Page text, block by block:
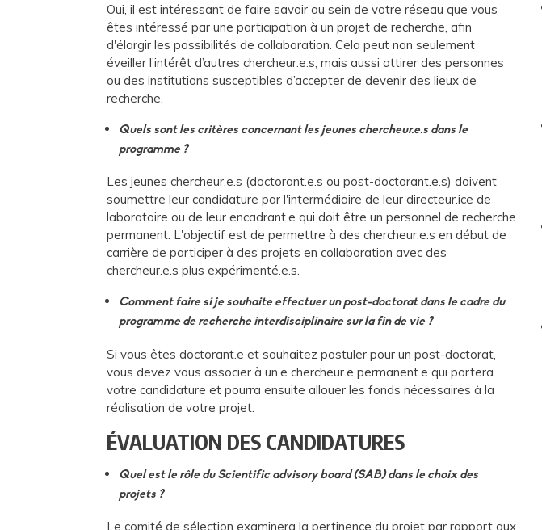
Oui, il est intéressant de faire savoir au sein de votre réseau que vous
êtes intéressé par une participation à un projet de recherche, afin
d'élargir les possibilités de collaboration. Cela peut non seulement
éveiller l’intérêt d’autres chercheur.e.s, mais aussi attirer des personnes
ou des institutions susceptibles d’accepter de devenir des lieux de
recherche.
Quels sont les critères concernant les jeunes chercheur.e.s dans le
programme ?
Les jeunes chercheur.e.s (doctorant.e.s ou post-doctorant.e.s) doivent
soumettre leur candidature par l'intermédiaire de leur directeur.ice de
laboratoire ou de leur encadrant.e qui doit être un personnel de recherche
permanent. L'objectif est de permettre à des chercheur.e.s en début de
carrière de participer à des projets en collaboration avec des
chercheur.e.s plus expérimenté.e.s.
Comment faire si je souhaite effectuer un post-doctorat dans le cadre du
programme de recherche interdisciplinaire sur la fin de vie ?
Si vous êtes doctorant.e et souhaitez postuler pour un post-doctorat,
vous devez vous associer à un.e chercheur.e permanent.e qui portera
votre candidature et pourra ensuite allouer les fonds nécessaires à la
réalisation de votre projet.
ÉVALUATION DES CANDIDATURES
Quel est le rôle du Scientific advisory board (SAB) dans le choix des
projets ?
Le comité de sélection examinera la pertinence du projet par rapport aux